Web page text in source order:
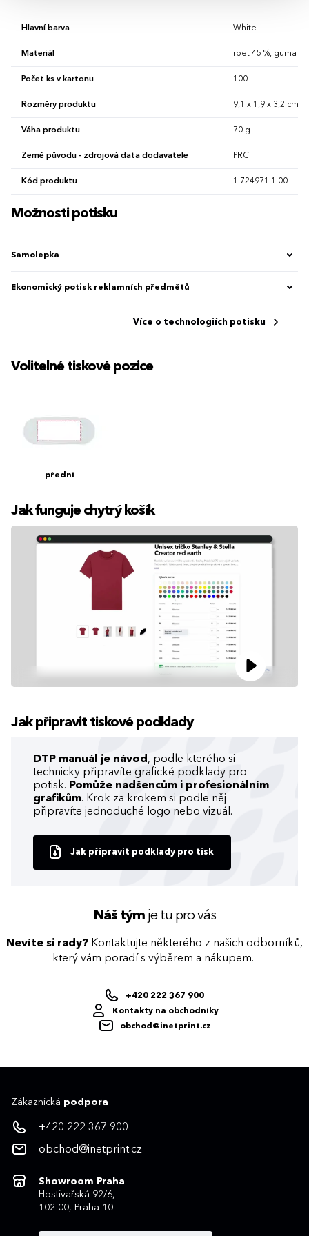
Hlavní barva White
Materiál rpet 45 %, guma
Počet ks v kartonu 100
Rozměry produktu 9,1 x 1,9 x 3,2 cm
Váha produktu 70 g
Země původu - zdrojová data dodavatele PRC
Kód produktu 1.724971.1.00
Možnosti potisku
Samolepka
Ekonomický potisk reklamních předmětů
Více o technologiích potisku
Volitelné tiskové pozice
přední
Jak funguje chytrý košík
Jak připravit tiskové podklady
DTP manuál je návod , podle kterého si
technicky připravíte grafické podklady pro
potisk. Pomůže nadšencům i profesionálním
grafikům. Krok za krokem si podle něj
připravíte jednoduché logo nebo vizuál.
Jak připravit podklady pro tisk
Náš týmje tu pro vás
Nevíte si rady? Kontaktujte některého z našich odborníků,
který vám poradí s výběrem a nákupem.
+420 222 367 900
Kontakty na obchodníky
obchod@inetprint.cz
Zákaznická podpora
+420 222 367 900
obchod@inetprint.cz
Showroom Praha
Hostivařská 92/6,
102 00, Praha 10